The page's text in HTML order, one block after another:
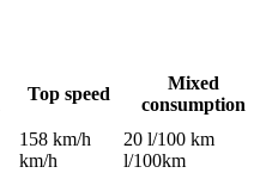
Top speed
Mixed
consumption
158 km/h
km/h
20 l/100 km
l/100km